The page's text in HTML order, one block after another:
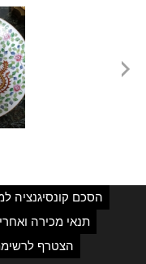
הסכם קונסיגנציה
תנאי מכירה
הצטרף